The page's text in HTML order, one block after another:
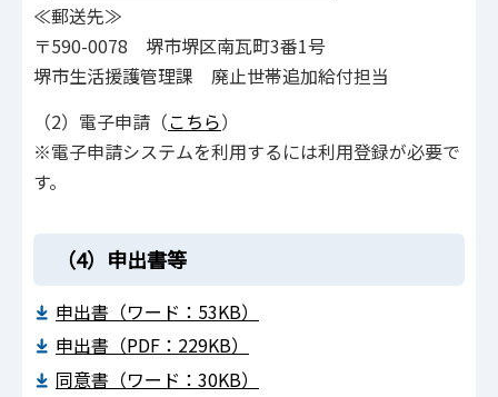
≪郵送先≫
〒590-0078 堺市堺区南瓦町3番1号
堺市生活援護管理課 廃止世帯追加給付担当
（2）電子申請（こちら）
※電子申請システムを利用するには利用登録が必要で
す。
（4）申出書等
申出書（ワード：53KB）
申出書（PDF：229KB）
同意書（ワード：30KB）